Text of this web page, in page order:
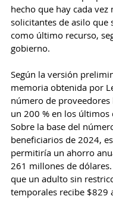
hecho que hay cada vez
solicitantes de asilo que
como último recurso,
gobierno.
Según la versión
memoria obtenida por
número de
un 200 % en los últimos
Sobre la base del
beneficiarios de 2024,
permitiría un ahorro
261 millones de
que un adulto sin
temporales recibe $829